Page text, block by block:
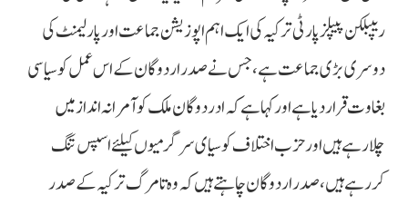
ریپبلکن پیپلز پارٹی ترکیہ کی ایک اہم اپوزیشن جماعت اور پارلیمنٹ کی
دوسری بڑی جماعت ہے، جس نے صدر اردوگان کے اس عمل کو سیاسی
بغاوت قرار دیا ہے اور کہا ہے کہ ادردوگان ملک کو آمرانہ انداز میں
چلارہے ہیں اور حزب اختلاف کو سیای سرگرمیوں کیلئے اسپس تنگ
کررہے ہیں، صدر اردوگان چاہتے ہیں کہ وہ تامرگ ترکیہ کے صدر